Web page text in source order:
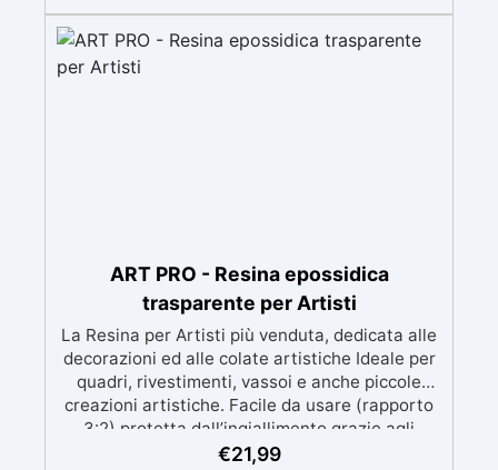
BPA/VOC free e certificata per il contatto
prolungato con la pelle.
ART PRO - Resina epossidica
trasparente per Artisti
La Resina per Artisti più venduta, dedicata alle
decorazioni ed alle colate artistiche Ideale per
quadri, rivestimenti, vassoi e anche piccole
creazioni artistiche. Facile da usare (rapporto
3:2) protetta dall’ingiallimento grazie agli
speciali filtri UV Formula densa : non cola via,
€21,99